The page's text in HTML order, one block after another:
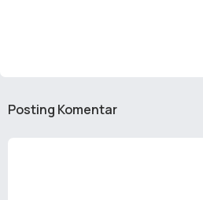
Posting Komentar